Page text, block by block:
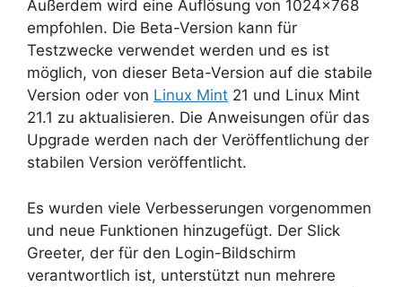
Außerdem wird eine Auflösung von 1024×768
empfohlen. Die Beta-Version kann für
Testzwecke verwendet werden und es ist
möglich, von dieser Beta-Version auf die stabile
Version oder von Linux Mint 21 und Linux Mint
21.1 zu aktualisieren. Die Anweisungen ofür das
Upgrade werden nach der Veröffentlichung der
stabilen Version veröffentlicht.
Es wurden viele Verbesserungen vorgenommen
und neue Funktionen hinzugefügt. Der Slick
Greeter, der für den Login-Bildschirm
verantwortlich ist, unterstützt nun mehrere